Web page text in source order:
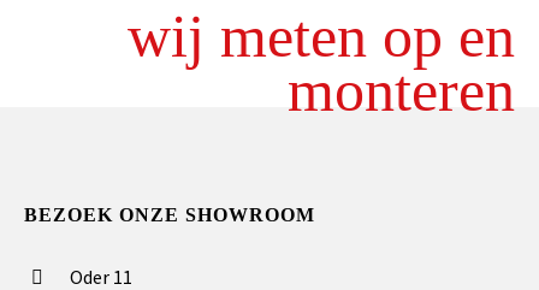
wij meten op en
monteren
BEZOEK ONZE SHOWROOM
Oder 11